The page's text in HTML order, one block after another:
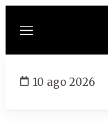
Menú
10 ago 2026